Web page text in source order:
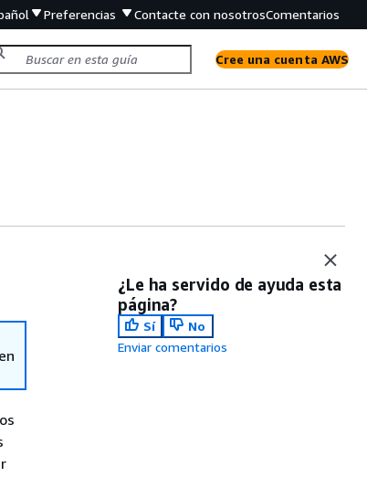
Preferencias Contacte con nosotrosComentarios
Cree una cuenta AWS
¿Le ha servido de ayuda esta
página?
Sí
No
Enviar comentarios